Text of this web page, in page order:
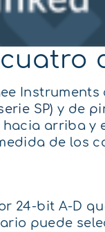
SP) y de
arriba
de los
24-bit A-D
puede